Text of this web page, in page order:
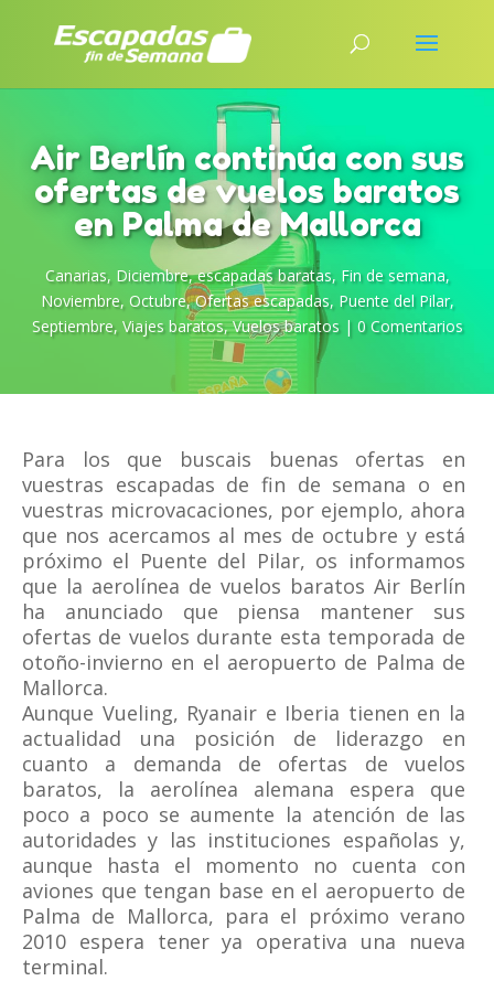
Air Berlín continúa con sus
ofertas de vuelos baratos
en Palma de Mallorca
Canarias, Diciembre,escapadas baratas, Fin de semana,
Noviembre, Octubre,Ofertas escapadas, Puente del Pilar,
Septiembre, Viajes baratos,Vuelos baratos| 0 Comentarios
Para los que buscais buenas ofertas en
vuestras escapadas de fin de semana o en
vuestras microvacaciones, por ejemplo, ahora
que nos acercamos al mes de octubre y está
próximo el Puente del Pilar, os informamos
que la aerolínea de vuelos baratos Air Berlín
ha anunciado que piensa mantener sus
ofertas de vuelos durante esta temporada de
otoño-invierno en el aeropuerto de Palma de
Mallorca.
Aunque Vueling, Ryanair e Iberia tienen en la
actualidad una posición de liderazgo en
cuanto a demanda de ofertas de vuelos
baratos, la aerolínea alemana espera que
poco a poco se aumente la atención de las
autoridades y las instituciones españolas y,
aunque hasta el momento no cuenta con
aviones que tengan base en el aeropuerto de
Palma de Mallorca, para el próximo verano
2010 espera tener ya operativa una nueva
terminal.